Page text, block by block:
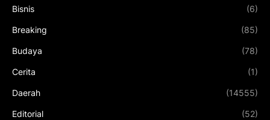
Bisnis (6)
Breaking (85)
Budaya (78)
Cerita (1)
Daerah (14555)
Editorial (52)